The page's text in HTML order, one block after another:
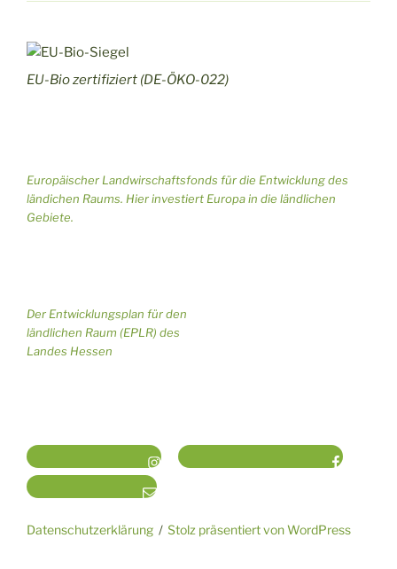
EU-Bio zertifiziert (DE-ÖKO-022)
Europäischer Landwirschaftsfonds für die Entwicklung des
ländichen Raums. Hier investiert Europa in die ländlichen
Gebiete.
Der Entwicklungsplan für den
ländlichen Raum (EPLR) des
Landes Hessen
Insta KondiTOURei
Facebook Rosenschule
Mail KondiTOURei
Datenschutzerklärung Stolz präsentiert von WordPress